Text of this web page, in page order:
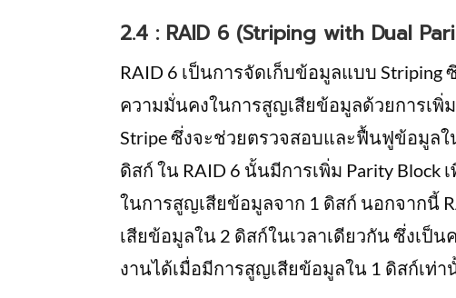
2.4 : RAID 6 (Striping with Dual
RAID 6 เป็นการจัดเก็บข้อมูลแบบ
ความมั่นคงในการสูญเสียข้อมูลด้วยการเพิ่ม
Stripe ซึ่งจะช่วยตรวจสอบและฟื้นฟูข้อมูล
ดิสก์ ใน RAID 6 นั้นมีการเพิ่ม Parity Block
ในการสูญเสียข้อมูลจาก 1 ดิสก์ นอกจากนี้
เสียข้อมูลใน 2 ดิสก์ในเวลาเดียวกัน ซึ่งเป็
งานได้เมื่อมีการสูญเสียข้อมูลใน 1 ดิสก์เท่า